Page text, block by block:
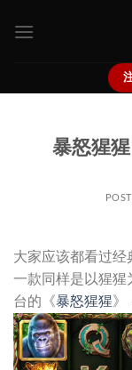
暴怒猩
大家应该都看过
一款同样是以猩猩
台的《暴怒猩猩》